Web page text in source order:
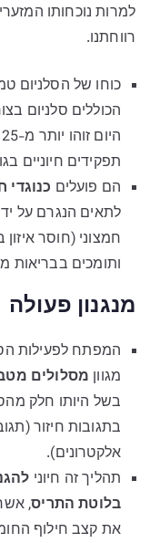
למרות נוכחותו
רווחתנו.
כוחו של הסלניום
הכוללים סלניום
תפקידים חיוניים
הם פועלים כנוגדי
לתאים הנגרם על
חמצוני (חוסר איזון
ותומכים בבריאות
מנגנון פעולה
המפתח לפעילות
מגוון מסלולים
בשל היותו חלק
בתגובות חיזור
אלקטרונים).
תהליך זה חיוני
בלוטת התריס,
את קצב חילוף